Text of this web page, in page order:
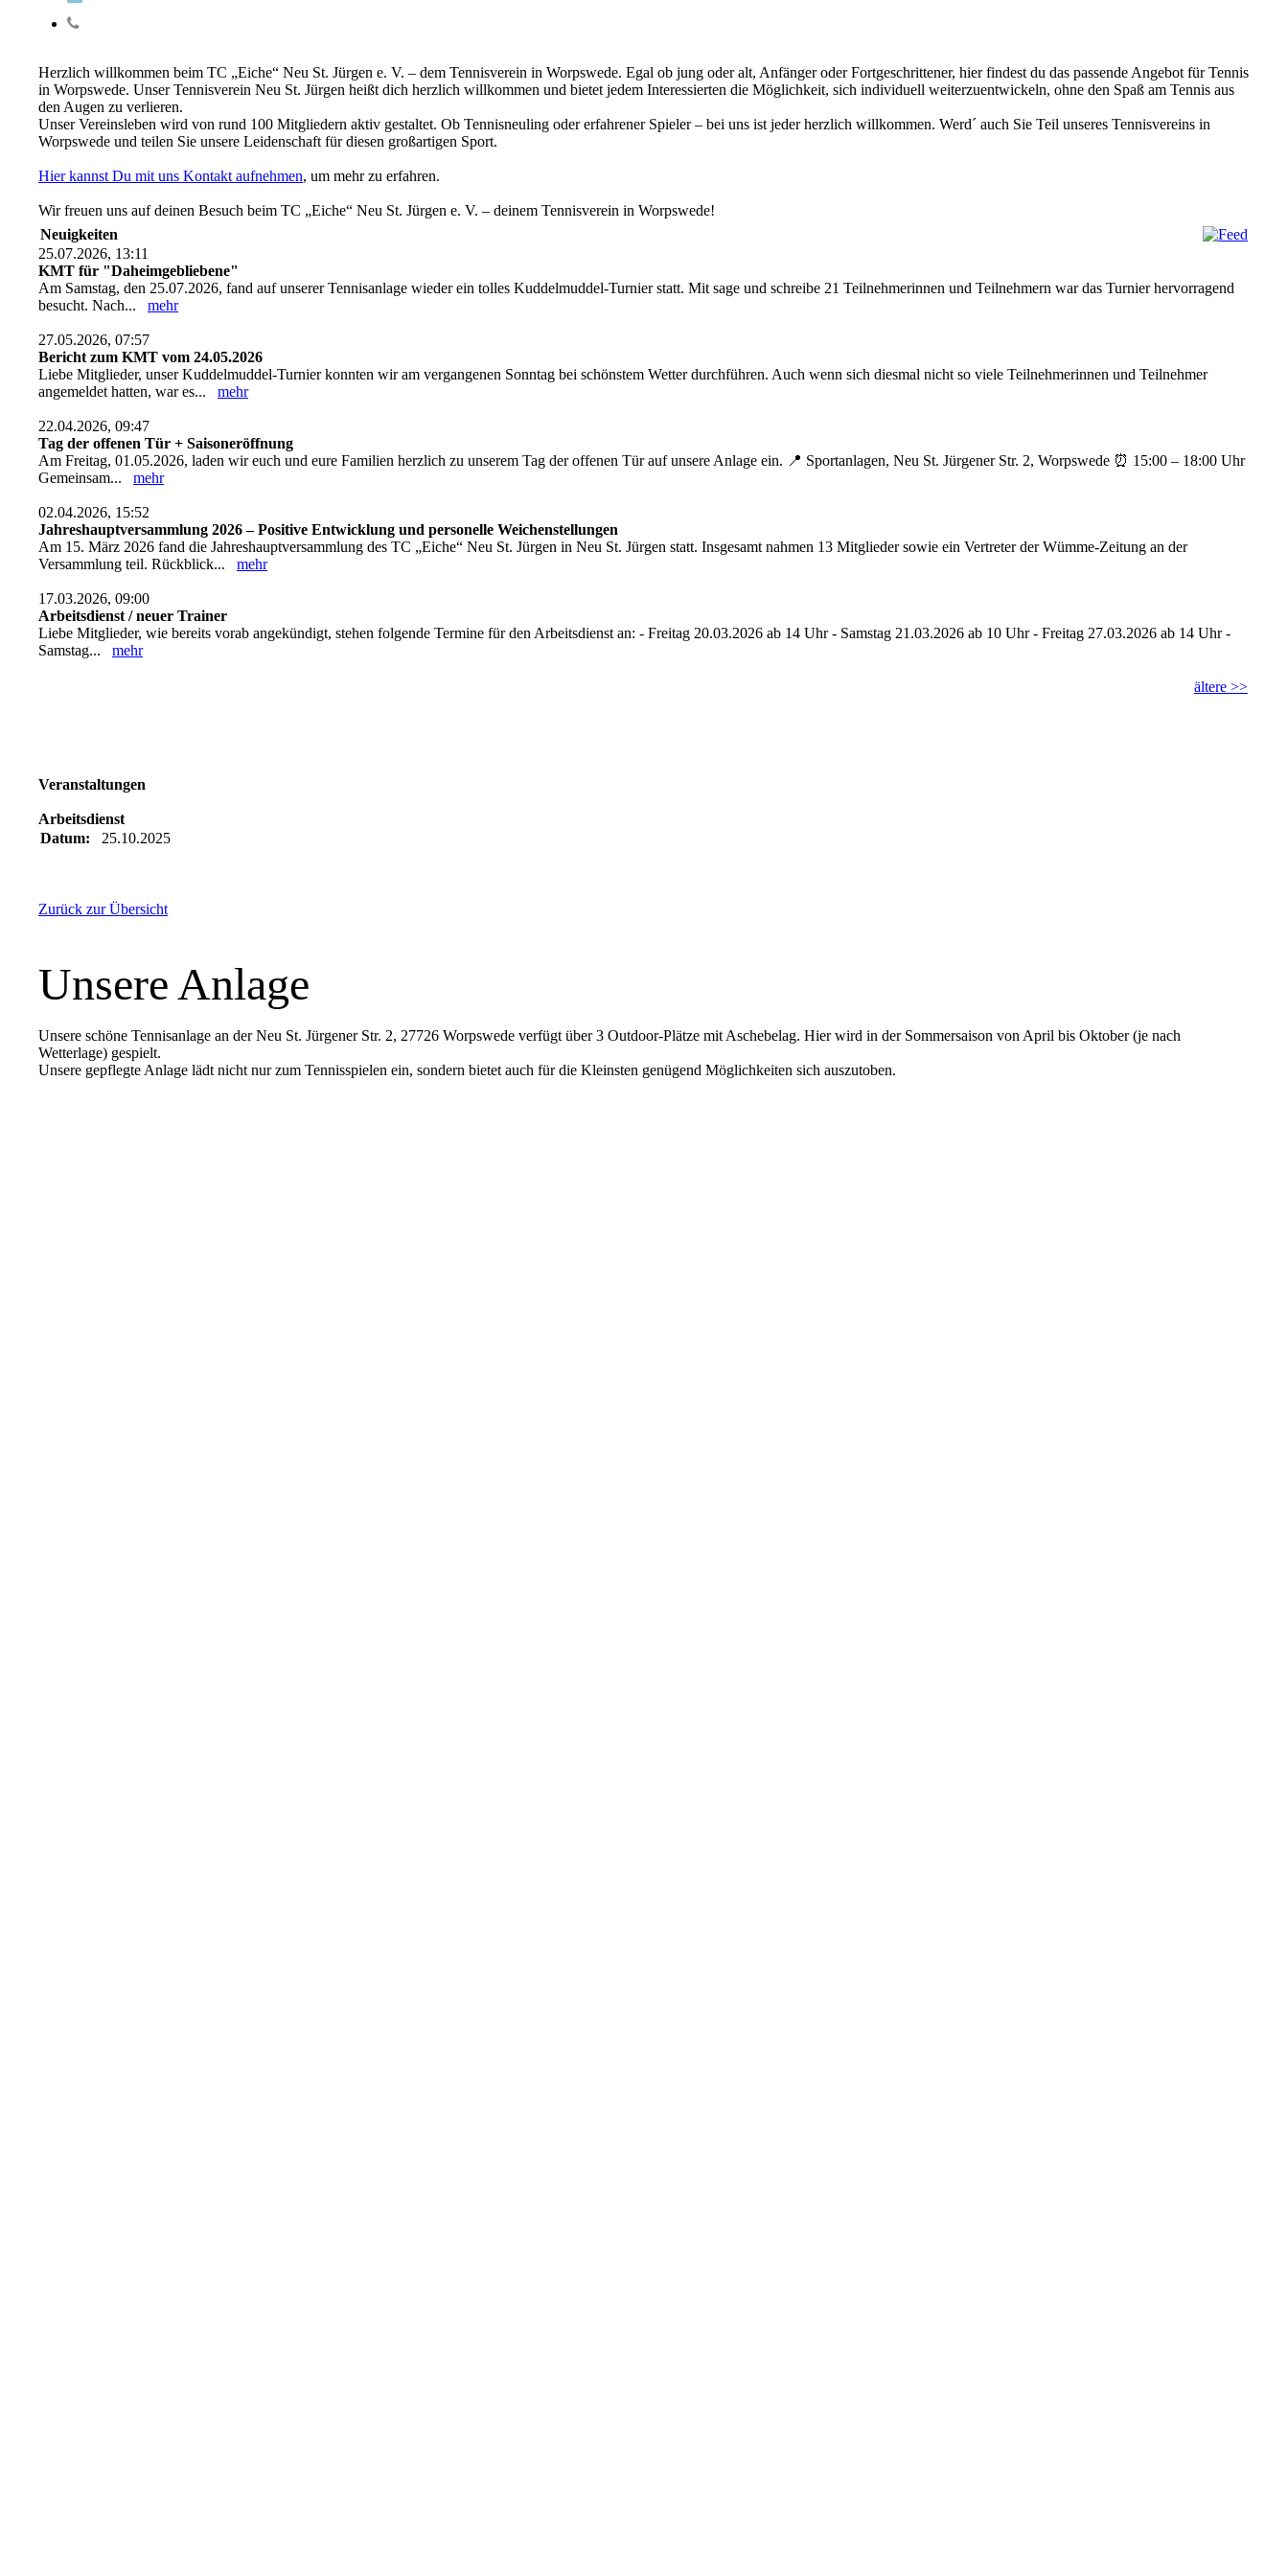
Herzlich willkommen beim TC „Eiche“ Neu St. Jürgen e. V. – dem Tennisverein in Worpswede. Egal ob jung oder alt, Anfänger oder Fortgeschrittener, hier findest du das passende Angebot für Tennis
in Worpswede. Unser Tennisverein Neu St. Jürgen heißt dich herzlich willkommen und bietet jedem Interessierten die Möglichkeit, sich individuell weiterzuentwickeln, ohne den Spaß am Tennis aus
den Augen zu verlieren.
Unser Vereinsleben wird von rund 100 Mitgliedern aktiv gestaltet. Ob Tennisneuling oder erfahrener Spieler – bei uns ist jeder herzlich willkommen. Werd´ auch Sie Teil unseres Tennisvereins in
Worpswede und teilen Sie unsere Leidenschaft für diesen großartigen Sport.
Hier kannst Du mit uns Kontakt aufnehmen, um mehr zu erfahren.
Wir freuen uns auf deinen Besuch beim TC „Eiche“ Neu St. Jürgen e. V. – deinem Tennisverein in Worpswede!
Neuigkeiten
25.07.2026, 13:11
KMT für "Daheimgebliebene"
Am Samstag, den 25.07.2026, fand auf unserer Tennisanlage wieder ein tolles Kuddelmuddel-Turnier statt. Mit sage und schreibe 21 Teilnehmerinnen und Teilnehmern war das Turnier hervorragend
besucht. Nach... mehr
27.05.2026, 07:57
Bericht zum KMT vom 24.05.2026
Liebe Mitglieder, unser Kuddelmuddel-Turnier konnten wir am vergangenen Sonntag bei schönstem Wetter durchführen. Auch wenn sich diesmal nicht so viele Teilnehmerinnen und Teilnehmer
angemeldet hatten, war es... mehr
22.04.2026, 09:47
Tag der offenen Tür + Saisoneröffnung
Am Freitag, 01.05.2026, laden wir euch und eure Familien herzlich zu unserem Tag der offenen Tür auf unsere Anlage ein. 📍 Sportanlagen, Neu St. Jürgener Str. 2, Worpswede ⏰ 15:00 – 18:00 Uhr
Gemeinsam... mehr
02.04.2026, 15:52
Jahreshauptversammlung 2026 – Positive Entwicklung und personelle Weichenstellungen
Am 15. März 2026 fand die Jahreshauptversammlung des TC „Eiche“ Neu St. Jürgen in Neu St. Jürgen statt. Insgesamt nahmen 13 Mitglieder sowie ein Vertreter der Wümme-Zeitung an der
Versammlung teil. Rückblick... mehr
17.03.2026, 09:00
Arbeitsdienst / neuer Trainer
Liebe Mitglieder, wie bereits vorab angekündigt, stehen folgende Termine für den Arbeitsdienst an: - Freitag 20.03.2026 ab 14 Uhr - Samstag 21.03.2026 ab 10 Uhr - Freitag 27.03.2026 ab 14 Uhr -
Samstag... mehr
ältere >>
Veranstaltungen
Arbeitsdienst
Datum:
25.10.2025
Zurück zur Übersicht
Unsere Anlage
Unsere schöne Tennisanlage an der Neu St. Jürgener Str. 2, 27726 Worpswede verfügt über 3 Outdoor-Plätze mit Aschebelag. Hier wird in der Sommersaison von April bis Oktober (je nach
Wetterlage) gespielt.
Unsere gepflegte Anlage lädt nicht nur zum Tennisspielen ein, sondern bietet auch für die Kleinsten genügend Möglichkeiten sich auszutoben.